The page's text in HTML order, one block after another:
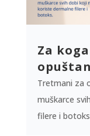
Za
Tretmani za
muškarce
filere i